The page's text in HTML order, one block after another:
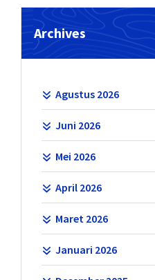
Archives
Agustus 2026
Juni 2026
Mei 2026
April 2026
Maret 2026
Januari 2026